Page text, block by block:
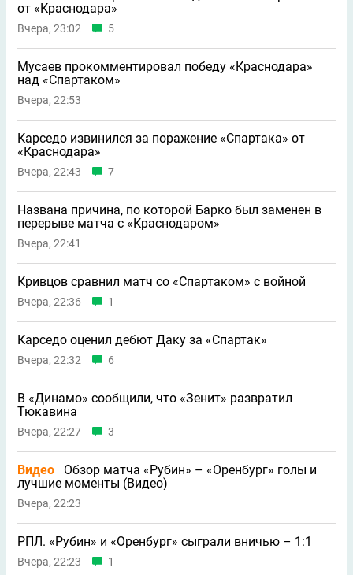
от «Краснодара»
Вчера, 23:02 5
Мусаев прокомментировал победу «Краснодара»
над «Спартаком»
Вчера, 22:53
Карседо извинился за поражение «Спартака» от
«Краснодара»
Вчера, 22:43 7
Названа причина, по которой Барко был заменен в
перерыве матча с «Краснодаром»
Вчера, 22:41
Кривцов сравнил матч со «Спартаком» с войной
Вчера, 22:36 1
Карседо оценил дебют Даку за «Спартак»
Вчера, 22:32 6
В «Динамо» сообщили, что «Зенит» развратил
Тюкавина
Вчера, 22:27 3
Видео
Обзор матча «Рубин» – «Оренбург» голы и
лучшие моменты (Видео)
Вчера, 22:23
РПЛ. «Рубин» и «Оренбург» сыграли вничью – 1:1
Вчера, 22:23 1